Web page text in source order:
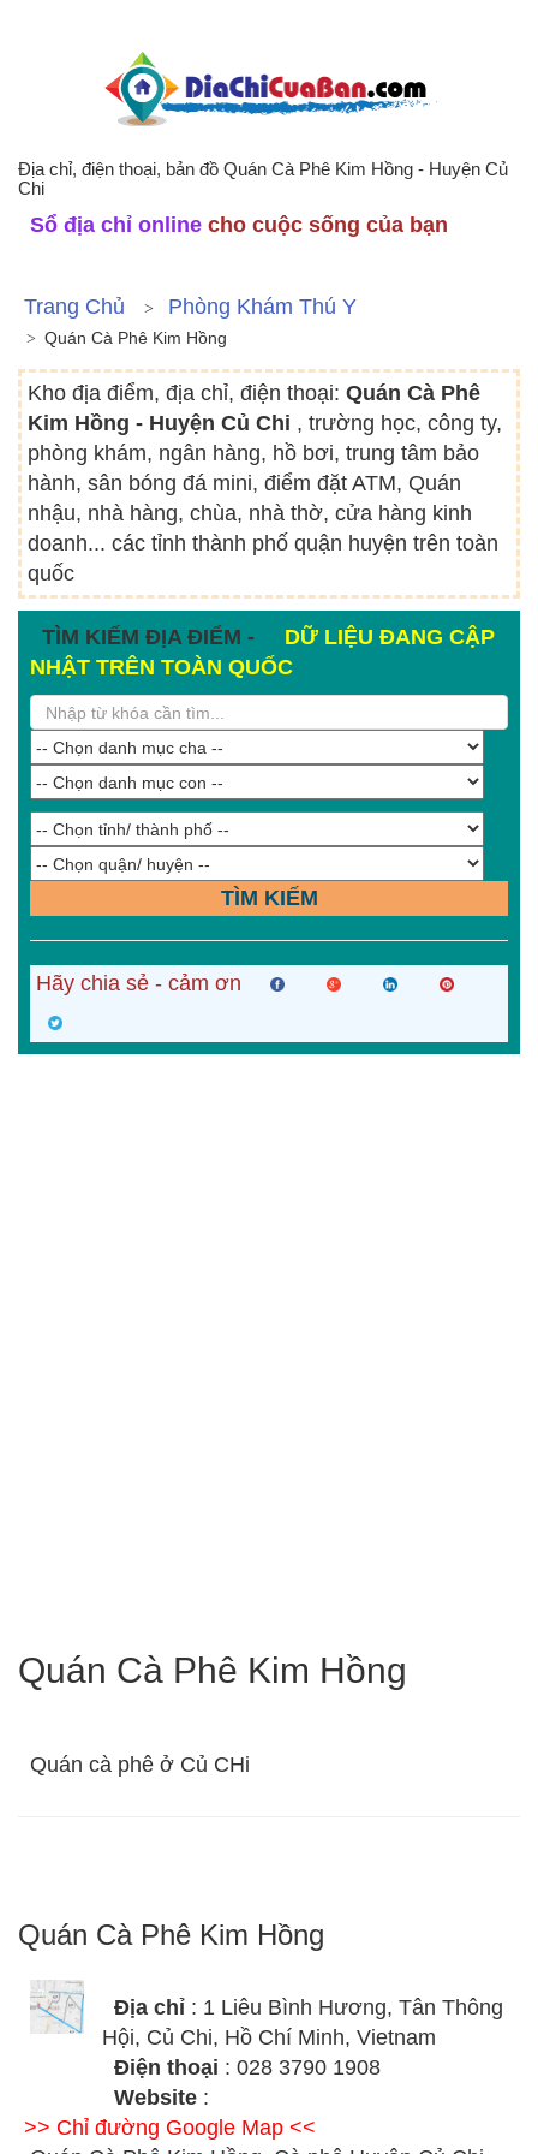
Địa chỉ, điện thoại, bản đồ Quán Cà Phê Kim Hồng - Huyện Củ
Chi
Sổ địa chỉ online cho cuộc sống của bạn
Trang Chủ Phòng Khám Thú Y
Quán Cà Phê Kim Hồng
Kho địa điểm, địa chỉ, điện thoại: Quán Cà Phê
Kim Hồng - Huyện Củ Chi , trường học, công ty,
phòng khám, ngân hàng, hồ bơi, trung tâm bảo
hành, sân bóng đá mini, điểm đặt ATM, Quán
nhậu, nhà hàng, chùa, nhà thờ, cửa hàng kinh
doanh... các tỉnh thành phố quận huyện trên toàn
quốc
TÌM KIẾM ĐỊA ĐIỂM -
DỮ LIỆU ĐANG CẬP
NHẬT TRÊN TOÀN QUỐC
TÌM KIẾM
Hãy chia sẻ - cảm ơn
Quán Cà Phê Kim Hồng
Quán cà phê ở Củ CHi
Quán Cà Phê Kim Hồng
Địa chỉ : 1 Liêu Bình Hương, Tân Thông
Hội, Củ Chi, Hồ Chí Minh, Vietnam
Điện thoại : 028 3790 1908
Website :
>> Chỉ đường Google Map <<